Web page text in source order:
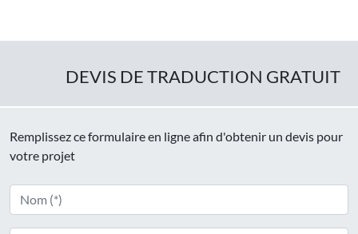
DEVIS DE TRADUCTION GRATUIT
Remplissez ce formulaire en ligne afin d'obtenir un devis pour
votre projet